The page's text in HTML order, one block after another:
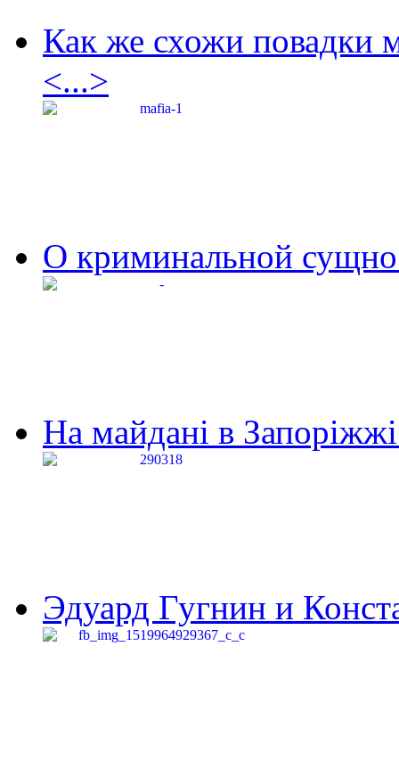
Как же схожи повадки
<...>
О криминальной
На майдані в
Эдуард Гугнин и